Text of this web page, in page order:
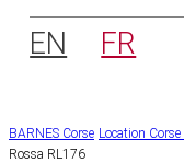
EN FR
BARNES Corse Location Corse
Rossa RL176